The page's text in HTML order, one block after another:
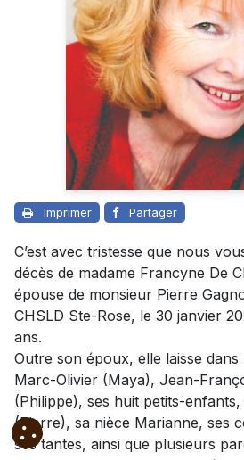
Imprimer Partager
C’est avec tristesse que nous
décès de madame Francyne De
épouse de monsieur Pierre
CHSLD Ste-Rose, le 30 janvier
ans.
Outre son époux, elle laisse dans
Marc-Olivier (Maya), Jean-
(Philippe), ses huit petits-
(Pierre), sa nièce Marianne, ses
ses tantes, ainsi que plusieurs